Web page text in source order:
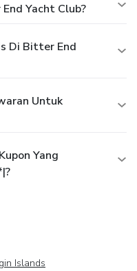
Yacht Club?
Di Bitter End
Untuk
Yang
Islands